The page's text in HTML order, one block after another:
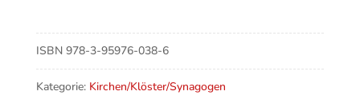
dem
Schwarzwald:
Kloster
–
ISBN 978-3-95976-038-6
Kategorie: Kirchen/Klöster/Synagogen